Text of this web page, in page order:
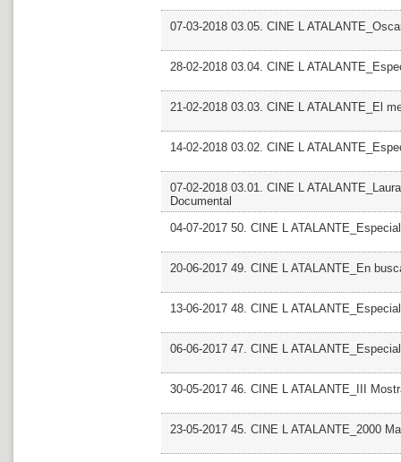
07-03-2018 03.05. CINE L
28-02-2018 03.04. CINE L
21-02-2018 03.03. CINE L ATALANTE_El
14-02-2018 03.02. CINE L
07-02-2018 03.01. CINE L
Documental
04-07-2017 50. CINE L
20-06-2017 49. CINE L ATALANTE_En
13-06-2017 48. CINE L
06-06-2017 47. CINE L
30-05-2017 46. CINE L ATALANTE_III
23-05-2017 45. CINE L ATALANTE_2000